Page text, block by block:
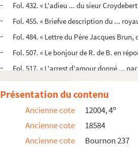
Fol. 432. « L'adieu ... du sieur
Fol. 455. « Briefve description du ...
Fol. 484. « Lettre du Père Jacques
Fol. 507. « Le bonjour de R. de B. en
Fol. 517. « L'arrest d'amour donné ...
Fol. 545. « Arrest contre les paresseux ...
Fol. 552. « Discours de la prinse de
Fol. 566. « Jugement définitif donné
Fol. 573. « Confession faicte par
Présentation du contenu
Ancienne cote 12004, 4o
Ancienne cote
18584
Ancienne cote
Bournon 237